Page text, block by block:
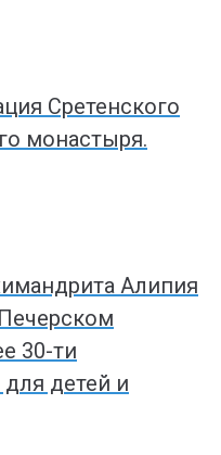
Сретенского
монастыря.
Алипия
30-ти
детей и